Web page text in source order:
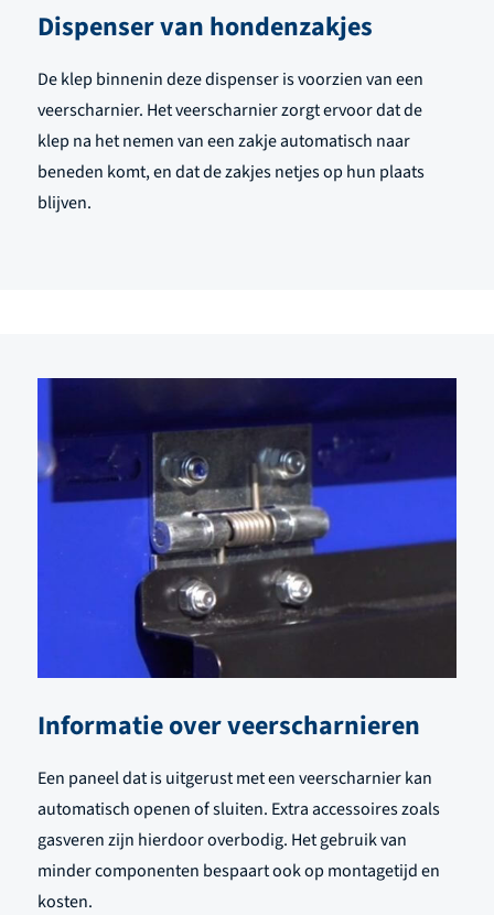
Dispenser van hondenzakjes
De klep binnenin deze dispenser is voorzien van een
veerscharnier. Het veerscharnier zorgt ervoor dat de
klep na het nemen van een zakje automatisch naar
beneden komt, en dat de zakjes netjes op hun plaats
blijven.
Informatie over veerscharnieren
Een paneel dat is uitgerust met een veerscharnier kan
automatisch openen of sluiten. Extra accessoires zoals
gasveren zijn hierdoor overbodig. Het gebruik van
minder componenten bespaart ook op montagetijd en
kosten.